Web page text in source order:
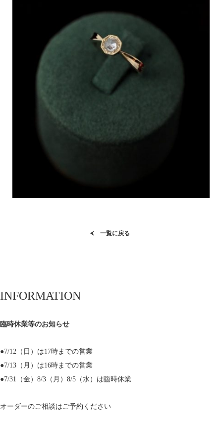
一覧に戻る
INFORMATION
臨時休業等のお知らせ
●7/12（日）は17時までの営業
●7/13（月）は16時までの営業
●7/31（金）8/3（月）8/5（水）は臨時休業
オーダーのご相談はご予約ください